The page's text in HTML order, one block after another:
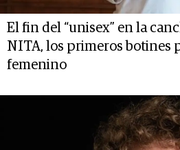
El fin del “unisex” en la
NITA, los primeros botines
femenino